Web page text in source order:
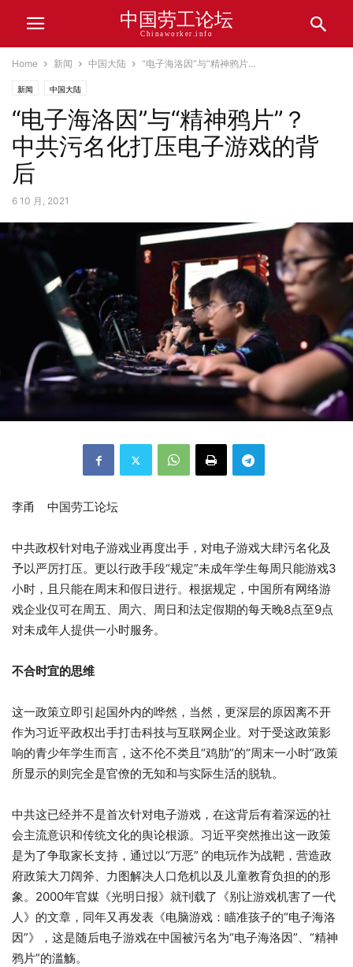
中国劳工论坛
Chinaworker.info
Home 新闻 中国大陆 “电子海洛因”与“精神鸦片...
新闻 中国大陆
“电子海洛因”与“精神鸦片”？
中共污名化打压电子游戏的背
后
6 10 月, 2021
李甬 中国劳工论坛
中共政权针对电子游戏业再度出手，对电子游戏大肆污名化及
予以严厉打压。更以行政手段“规定”未成年学生每周只能游戏3
小时，且只能在周末和假日进行。根据规定，中国所有网络游
戏企业仅可在周五、周六、周日和法定假期的每天晚8点至9点
对未成年人提供一小时服务。
不合时宜的思维
这一政策立即引起国外内的哗然，当然，更深层的原因离不开
作为习近平政权出手打击科技与互联网企业。对于受这政策影
响的青少年学生而言，这不伦不类且“鸡肋”的“周末一小时”政策
所显示的则完全是官僚的无知和与实际生活的脱轨。
中共这已经并不是首次针对电子游戏，在这背后有着深远的社
会主流意识和传统文化的舆论根源。习近平突然推出这一政策
是为了争取家长支持，通过以“万恶” 的电玩作为战靶，营造政
府政策大刀阔斧、力图解决人口危机以及儿童教育负担的的形
象。2000年官媒《光明日报》就刊载了《别让游戏机害了一代
人》的文章，同年又再发表《电脑游戏：瞄准孩子的“电子海洛
因”》，这是随后电子游戏在中国被污名为“电子海洛因”、“精神
鸦片”的滥觞。